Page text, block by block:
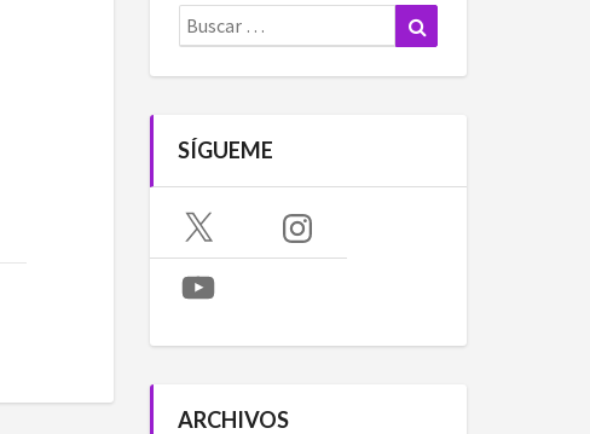
Buscar:
SÍGUEME
X Instagram
YouTube
ARCHIVOS